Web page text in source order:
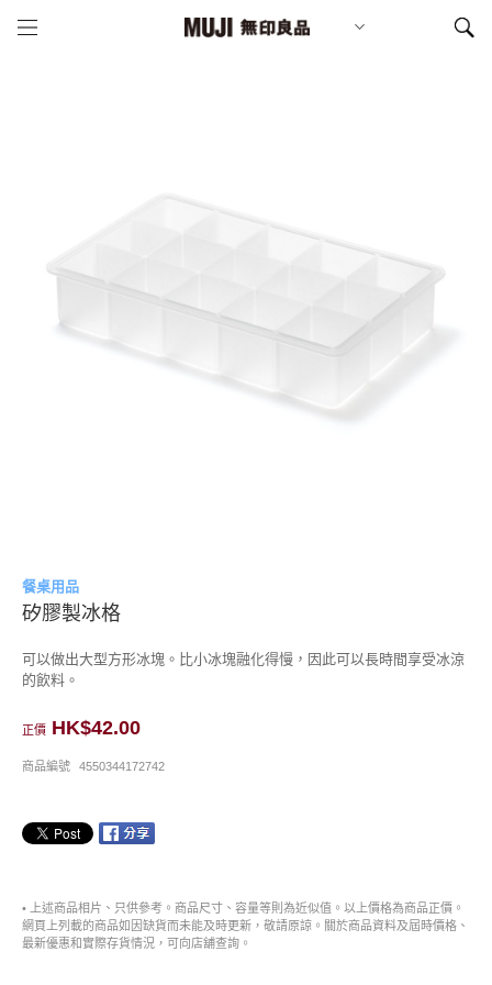
餐桌用品
矽膠製冰格
可以做出大型方形冰塊。比小冰塊融化得慢，因此可以長時間享受冰涼
的飲料。
正價 HK$42.00
商品編號 4550344172742
• 上述商品相片、只供參考。商品尺寸、容量等則為近似值。以上價格為商品正價。
網頁上列載的商品如因缺貨而未能及時更新，敬請原諒。關於商品資料及屆時價格、
最新優惠和實際存貨情況，可向店舖查詢。